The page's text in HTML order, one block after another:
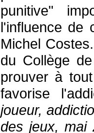
punitive"
l'influence de
Michel
du Collège
prouver à
favorise
joueur,
des jeux,